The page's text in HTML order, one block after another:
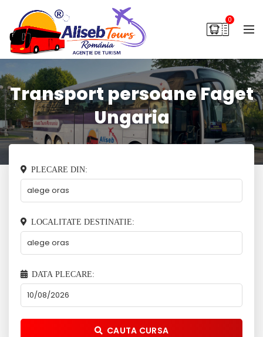
0
Transport persoane Faget
Ungaria
PLECARE DIN:
LOCALITATE DESTINATIE:
DATA PLECARE:
CAUTA CURSA